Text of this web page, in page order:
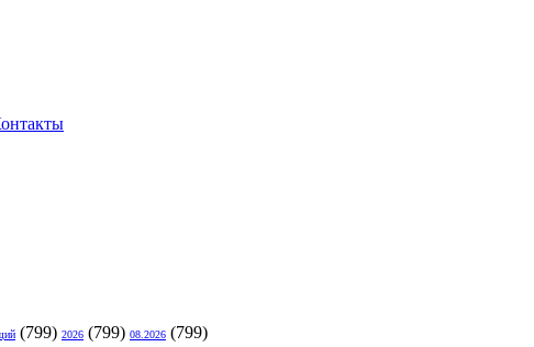
(799) 2026 (799) 08.2026 (799)